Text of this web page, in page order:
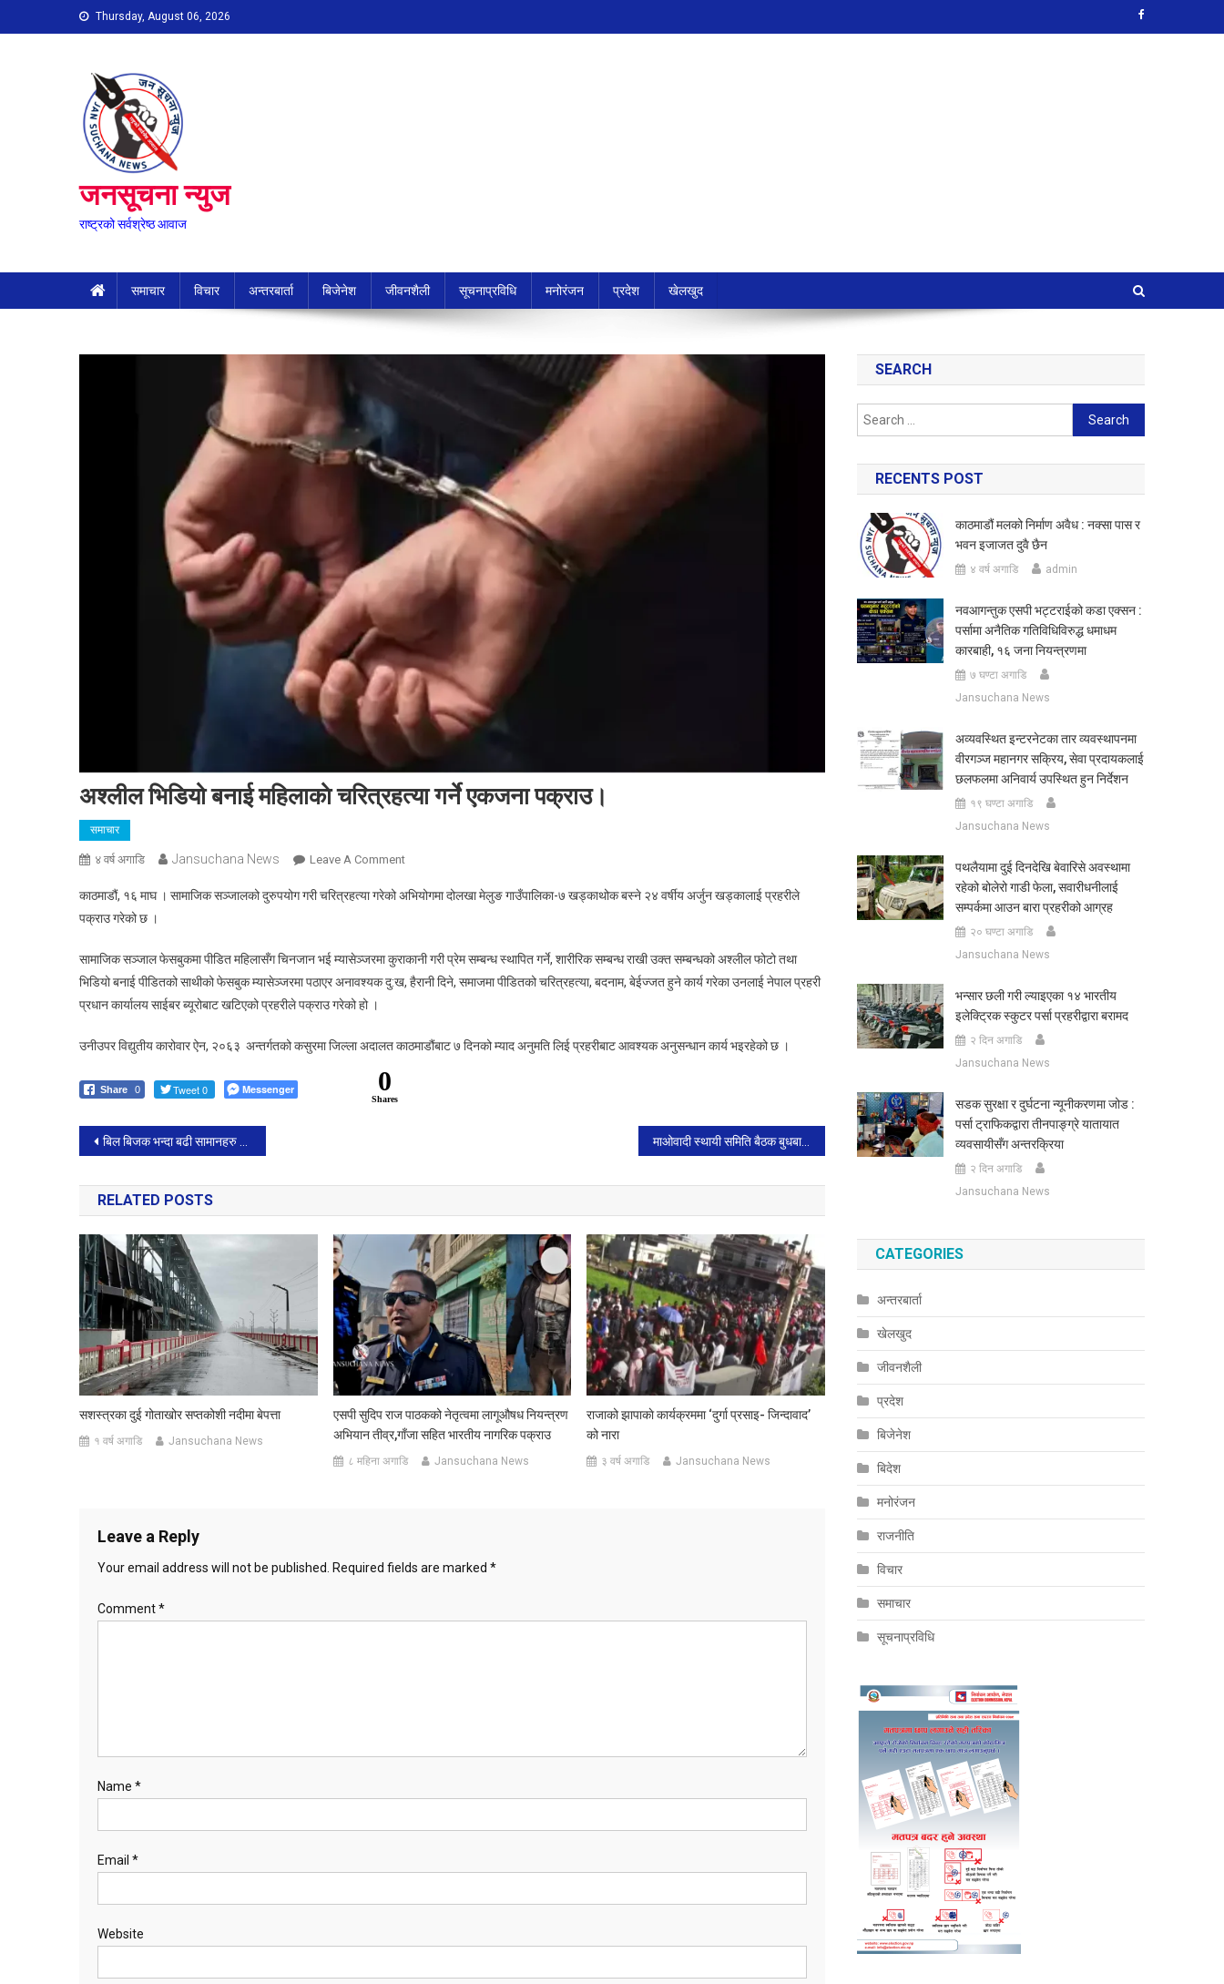
to
Thursday, August 06, 2026
जनसूचना न्युज
राष्ट्रको सर्वश्रेष्ठ आवाज
समाचार विचार अन्तरबार्ता बिजेनेश जीवनशैली सूचनाप्रविधि मनोरंजन प्रदेश खेलखुद
अश्लील भिडियो बनाई महिलाकाे चरित्रहत्या गर्ने एकजना पक्राउ।
समाचार
४ वर्ष अगाडि Jansuchana News Leave A CommentOn
भिडियो
चरित्रहत्या
गर्ने
काठमाडौं, १६ माघ । सामाजिक सञ्जालको दुरुपयोग गरी चरित्रहत्या गरेको अभियोगमा दोलखा मेलुङ गाउँपालिका-७ खड्काथोक बस्ने २४ वर्षीय अर्जुन खड्कालाई प्रहरीले
पक्राउ गरेको छ ।
सामाजिक सञ्जाल फेसबुकमा पीडित महिलासँग चिनजान भई म्यासेञ्जरमा कुराकानी गरी प्रेम सम्बन्ध स्थापित गर्ने, शारीरिक सम्बन्ध राखी उक्त सम्बन्धको अश्लील फोटो तथा
भिडियो बनाई पीडितको साथीको फेसबुक म्यासेञ्जरमा पठाएर अनावश्यक दु:ख, हैरानी दिने, समाजमा पीडितको चरित्रहत्या, बदनाम, बेईज्जत हुने कार्य गरेका उनलाई नेपाल प्रहरी
प्रधान कार्यालय साईबर ब्यूरोबाट खटिएको प्रहरीले पक्राउ गरेको हो ।
उनीउपर विद्युतीय कारोवार ऐन, २०६३ अन्तर्गतको कसुरमा जिल्ला अदालत काठमाडौंबाट ७ दिनको म्याद अनुमति लिई प्रहरीबाट आवश्यक अनुसन्धान कार्य भइरहेको छ ।
Share 0 Tweet 0 Messenger 0
Shares
Post
navigation
बिल बिजक भन्दा बढी सामानहरु लोड रहेको ट्रक पर्सा प्रहरीद्वारा नियन्त्रणमा । माओवादी स्थायी समिति बैठक बुधबार, गृहमन्त्रीबारे छलफल हुने।
RELATED POSTS
सशस्त्रका दुई गोताखोर सप्तकोशी नदीमा बेपत्ता
१ वर्ष अगाडि Jansuchana News
एसपी सुदिप राज पाठकको नेतृत्वमा लागूऔषध नियन्त्रण
अभियान तीव्र,गाँजा सहित भारतीय नागरिक पक्राउ
८ महिना अगाडि Jansuchana News
राजाको झापाकाे कार्यक्रममा ‘दुर्गा प्रसाइ- जिन्दावाद’
को नारा
३ वर्ष अगाडि Jansuchana News
Leave a Reply
Your email address will not be published. Required fields are marked *
Comment*
Name *
Email *
Website
SEARCH
Search
for:
RECENTS POST
काठमाडौं मलको निर्माण अवैध : नक्सा पास र
भवन इजाजत दुवै छैन
४ वर्ष अगाडि admin
नवआगन्तुक एसपी भट्टराईको कडा एक्सन :
पर्सामा अनैतिक गतिविधिविरुद्ध धमाधम
कारबाही, १६ जना नियन्त्रणमा
७ घण्टा अगाडि
Jansuchana News
अव्यवस्थित इन्टरनेटका तार व्यवस्थापनमा
वीरगञ्ज महानगर सक्रिय, सेवा प्रदायकलाई
छलफलमा अनिवार्य उपस्थित हुन निर्देशन
१९ घण्टा अगाडि
Jansuchana News
पथलैयामा दुई दिनदेखि बेवारिसे अवस्थामा
रहेको बोलेरो गाडी फेला, सवारीधनीलाई
सम्पर्कमा आउन बारा प्रहरीको आग्रह
२० घण्टा अगाडि
Jansuchana News
भन्सार छली गरी ल्याइएका १४ भारतीय
इलेक्ट्रिक स्कुटर पर्सा प्रहरीद्वारा बरामद
२ दिन अगाडि
Jansuchana News
सडक सुरक्षा र दुर्घटना न्यूनीकरणमा जोड :
पर्सा ट्राफिकद्वारा तीनपाङ्ग्रे यातायात
व्यवसायीसँग अन्तरक्रिया
२ दिन अगाडि
Jansuchana News
CATEGORIES
अन्तरबार्ता
खेलखुद
जीवनशैली
प्रदेश
बिजेनेश
बिदेश
मनोरंजन
राजनीति
विचार
समाचार
सूचनाप्रविधि